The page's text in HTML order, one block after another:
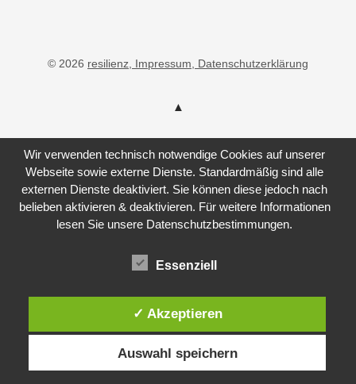
© 2026 resilienz , Impressum , Datenschutzerklärung
Wir verwenden technisch notwendige Cookies auf unserer
Webseite sowie externe Dienste. Standardmäßig sind alle
externen Dienste deaktiviert. Sie können diese jedoch nach
belieben aktivieren & deaktivieren. Für weitere Informationen
lesen Sie unsere Datenschutzbestimmungen.
Essenziell
✓ Akzeptieren
Auswahl speichern